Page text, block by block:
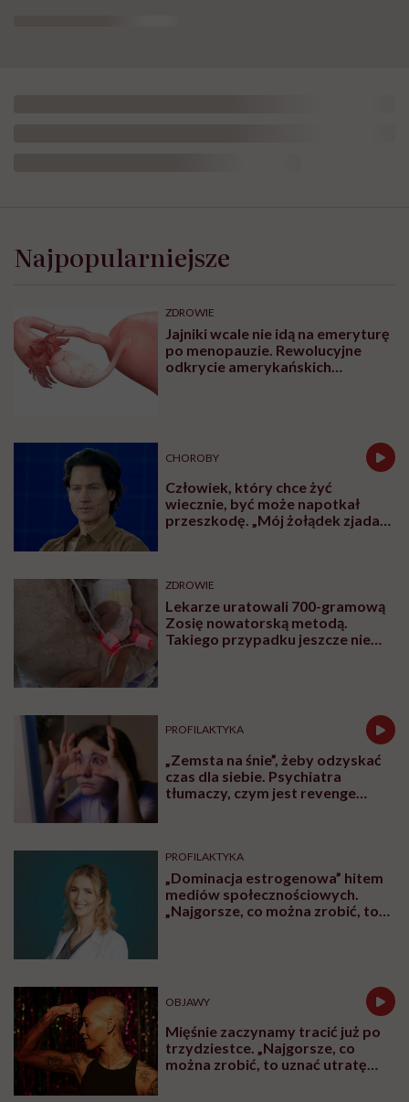
Najpopularniejsze
ZDROWIE
Jajniki wcale nie idą na emeryturę
po menopauzie. Rewolucyjne
odkrycie amerykańskich
CHOROBY
Człowiek, który chce żyć
wiecznie, być może napotkał
przeszkodę. „Mój żołądek zjada
ZDROWIE
Lekarze uratowali 700-gramową
Zosię nowatorską metodą.
Takiego przypadku jeszcze nie
PROFILAKTYKA
„Zemsta na śnie”, żeby odzyskać
czas dla siebie. Psychiatra
tłumaczy, czym jest revenge
PROFILAKTYKA
„Dominacja estrogenowa” hitem
mediów społecznościowych.
„Najgorsze, co można zrobić, to
OBJAWY
Mięśnie zaczynamy tracić już po
trzydziestce. „Najgorsze, co
można zrobić, to uznać utratę